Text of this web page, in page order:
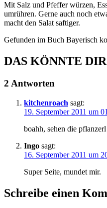
Mit Salz und Pfeffer würzen,
umrühren. Gerne auch noch
macht den Salat saftiger.
Gefunden im Buch Bayerisch
DAS KÖNNTE
2 Antworten
kitchenroach sagt:
19. September 2011 um
boahh, sehen die
Ingo sagt:
16. September 2011 um
Super Seite, mundet mir.
Schreibe einen